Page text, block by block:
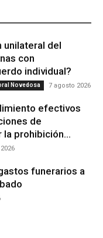
unilateral del
con
individual?
Novedosa 7 agosto 2026
efectivos
de
prohibición...
funerarios a